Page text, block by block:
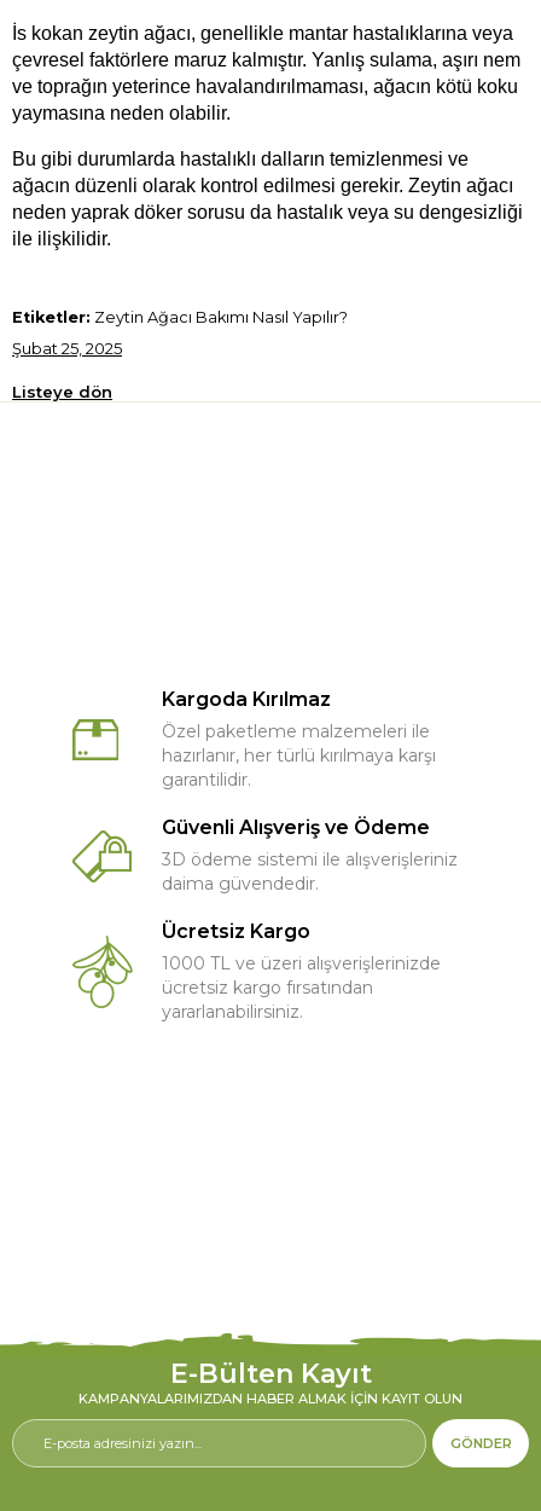
İs kokan zeytin ağacı, genellikle mantar hastalıklarına veya
çevresel faktörlere maruz kalmıştır. Yanlış sulama, aşırı nem
ve toprağın yeterince havalandırılmaması, ağacın kötü koku
yaymasına neden olabilir.
Bu gibi durumlarda hastalıklı dalların temizlenmesi ve
ağacın düzenli olarak kontrol edilmesi gerekir. Zeytin ağacı
neden yaprak döker sorusu da hastalık veya su dengesizliği
ile ilişkilidir.
Etiketler: Zeytin Ağacı Bakımı Nasıl Yapılır?
Şubat 25, 2025
Listeye dön
Kargoda Kırılmaz
Özel paketleme malzemeleri ile
hazırlanır, her türlü kırılmaya karşı
garantilidir.
Güvenli Alışveriş ve Ödeme
3D ödeme sistemi ile alışverişleriniz
daima güvendedir.
Ücretsiz Kargo
1000 TL ve üzeri alışverişlerinizde
ücretsiz kargo fırsatından
yararlanabilirsiniz.
E-Bülten Kayıt
KAMPANYALARIMIZDAN HABER ALMAK İÇIN KAYIT OLUN
GÖNDER